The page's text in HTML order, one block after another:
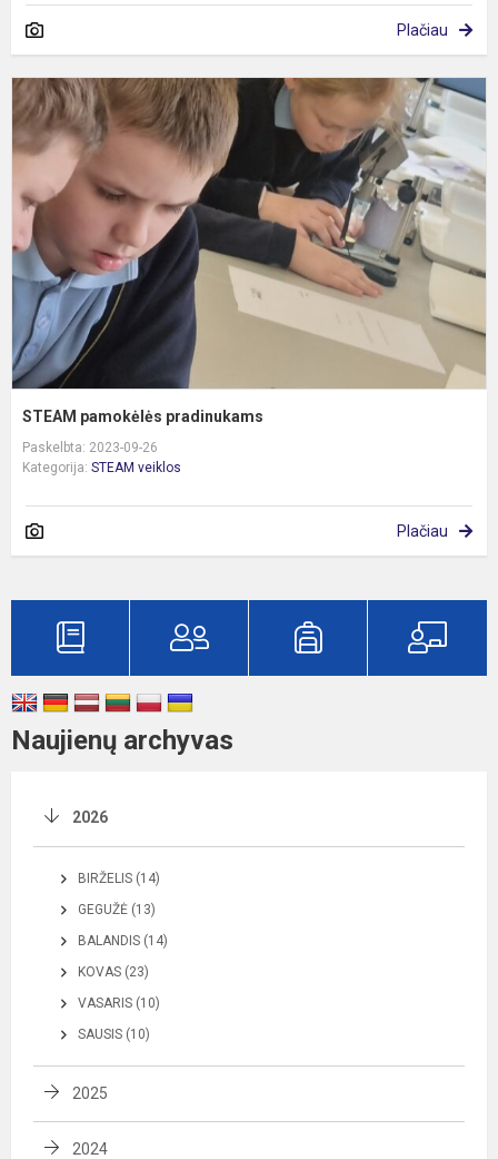
Plačiau
STEAM pamokėlės pradinukams
Paskelbta: 2023-09-26
Kategorija: STEAM veiklos
Plačiau
Naujienų archyvas
2026
BIRŽELIS (14)
GEGUŽĖ (13)
BALANDIS (14)
KOVAS (23)
VASARIS (10)
SAUSIS (10)
2025
2024